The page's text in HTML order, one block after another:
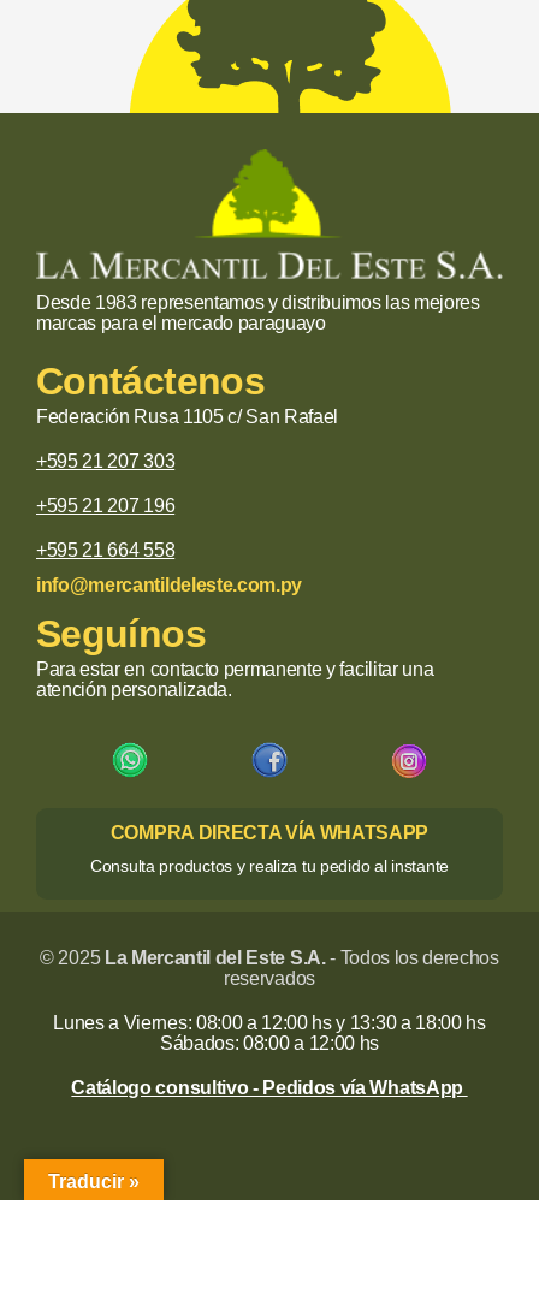
Desde 1983 representamos y distribuimos las mejores
marcas para el mercado paraguayo
Contáctenos
Federación Rusa 1105 c/ San Rafael
+595 21 207 303
+595 21 207 196
+595 21 664 558
info@mercantildeleste.com.py
Seguínos
Para estar en contacto permanente y facilitar una
atención personalizada.
COMPRA DIRECTA VÍA WHATSAPP
Consulta productos y realiza tu pedido al instante
© 2025 La Mercantil del Este S.A.- Todos los derechos
reservados
Lunes a Viernes: 08:00 a 12:00 hs y 13:30 a 18:00 hs
Sábados: 08:00 a 12:00 hs
Catálogo consultivo - Pedidos vía WhatsApp
Traducir »